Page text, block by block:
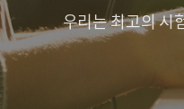
우리는 최고의 시